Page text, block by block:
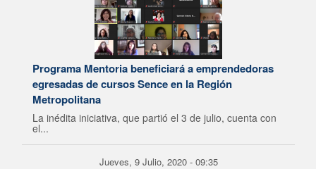
Programa Mentoria beneficiará a emprendedoras
egresadas de cursos Sence en la Región
Metropolitana
La inédita iniciativa, que partió el 3 de julio, cuenta con
el...
Jueves, 9 Julio, 2020 - 09:35